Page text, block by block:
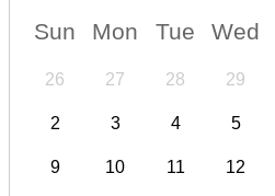
Sun Mon Tue Wed
26 27 28 29
2 3 4 5
9 10 11 12